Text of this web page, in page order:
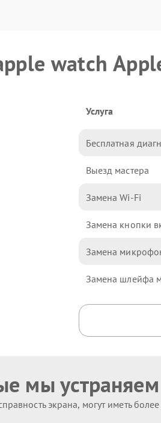
watch
Услуга
Бесплатная
Выезд мастера
Замена Wi-Fi
Замена кнопки
Замена
Замена шлейфа
мы устраняем
экрана, могут иметь